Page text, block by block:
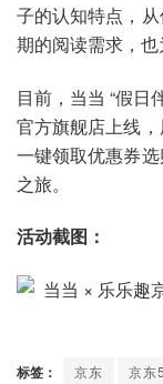
子的认知特点，
期的阅读需求，也
目前，当当 “假日
官方旗舰店上线
一键领取优惠券
之旅。
活动截图：
标签： 京东 京东